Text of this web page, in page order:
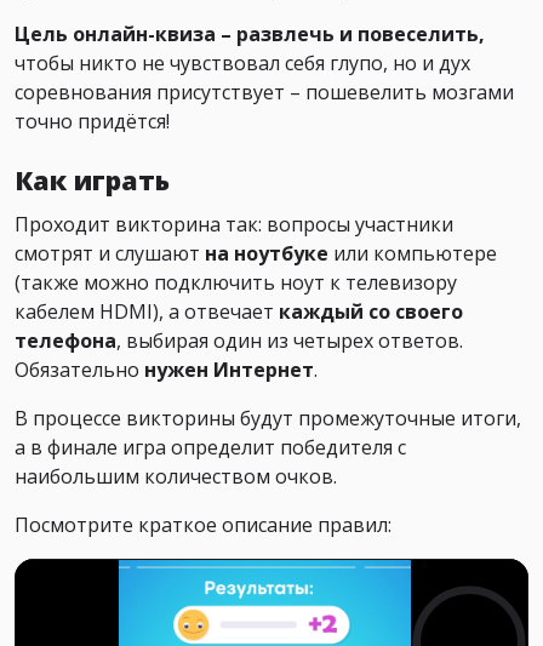
Цель онлайн-квиза – развлечь и повеселить,
чтобы никто не чувствовал себя глупо, но и дух
соревнования присутствует – пошевелить мозгами
точно придётся!
Как играть
Проходит викторина так: вопросы участники
смотрят и слушают на ноутбуке или компьютере
(также можно подключить ноут к телевизору
кабелем HDMI), а отвечает каждый со своего
телефона, выбирая один из четырех ответов.
Обязательно нужен Интернет.
В процессе викторины будут промежуточные итоги,
а в финале игра определит победителя с
наибольшим количеством очков.
Посмотрите краткое описание правил: